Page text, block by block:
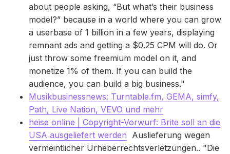
about people asking, “But what’s their business
model?” because in a world where you can grow
a userbase of 1 billion in a few years, displaying
remnant ads and getting a $0.25 CPM will do. Or
just throw some freemium model on it, and
monetize 1% of them. If you can build the
audience, you can build a big business."
Musikbusinessnews: Turntable.fm, GEMA, simfy,
Path, Live Nation, VEVO und mehr
heise online | Copyright-Vorwurf: Brite soll an die
USA ausgeliefert werden Auslieferung wegen
vermeintlicher Urheberrechtsverletzungen.. "Die